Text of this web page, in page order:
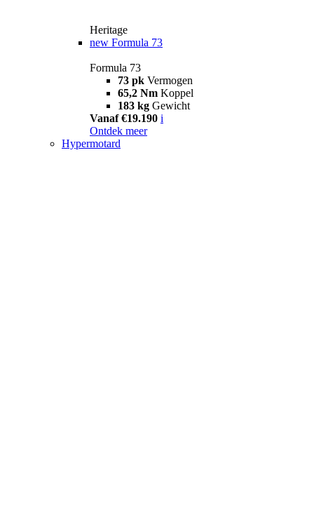
Heritage
new Formula 73
Formula 73
73 pk Vermogen
65,2 Nm Koppel
183 kg Gewicht
Vanaf €19.190 i
Ontdek meer
Hypermotard